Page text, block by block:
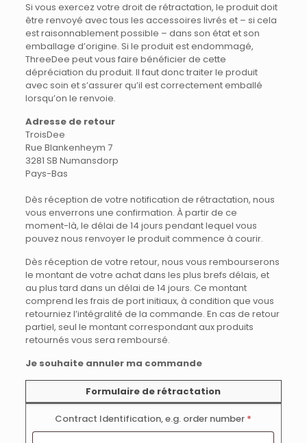
Si vous exercez votre droit de rétractation, le produit doit
être renvoyé avec tous les accessoires livrés et – si cela
est raisonnablement possible – dans son état et son
emballage d’origine. Si le produit est endommagé,
ThreeDee peut vous faire bénéficier de cette
dépréciation du produit. Il faut donc traiter le produit
avec soin et s’assurer qu’il est correctement emballé
lorsqu’on le renvoie.
Adresse de retour
TroisDee
Rue Blankenheym 7
3281 SB Numansdorp
Pays-Bas
Dès réception de votre notification de rétractation, nous
vous enverrons une confirmation. À partir de ce
moment-là, le délai de 14 jours pendant lequel vous
pouvez nous renvoyer le produit commence à courir.
Dès réception de votre retour, nous vous rembourserons
le montant de votre achat dans les plus brefs délais, et
au plus tard dans un délai de 14 jours. Ce montant
comprend les frais de port initiaux, à condition que vous
retourniez l’intégralité de la commande. En cas de retour
partiel, seul le montant correspondant aux produits
retournés vous sera remboursé.
Je souhaite annuler ma commande
Formulaire de rétractation
Contract Identification, e.g. order number *